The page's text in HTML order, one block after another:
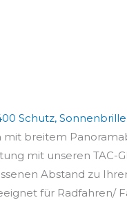
Schutz,
breitem
mit unseren TAC-
Abstand zu
für Radfahren/